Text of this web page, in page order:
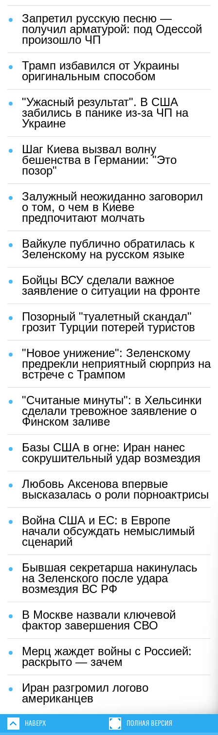
Запретил русскую песню —
получил арматурой: под Одессой
произошло ЧП
Трамп избавился от Украины
оригинальным способом
"Ужасный результат". В США
забились в панике из-за ЧП на
Украине
Шаг Киева вызвал волну
бешенства в Германии: "Это
позор"
Залужный неожиданно заговорил
о том, о чем в Киеве
предпочитают молчать
Вайкуле публично обратилась к
Зеленскому на русском языке
Бойцы ВСУ сделали важное
заявление о ситуации на фронте
Позорный "туалетный скандал"
грозит Турции потерей туристов
"Новое унижение": Зеленскому
предрекли неприятный сюрприз на
встрече с Трампом
"Считаные минуты": в Хельсинки
сделали тревожное заявление о
Финском заливе
Базы США в огне: Иран нанес
сокрушительный удар возмездия
Любовь Аксенова впервые
высказалась о роли порноактрисы
Война США и ЕС: в Европе
начали обсуждать немыслимый
сценарий
Бывшая секретарша накинулась
на Зеленского после удара
возмездия ВС РФ
В Москве назвали ключевой
фактор завершения СВО
Мерц жаждет войны с Россией:
раскрыто — зачем
Иран разгромил логово
американцев
НАВЕРХ ПОЛНАЯ ВЕРСИЯ